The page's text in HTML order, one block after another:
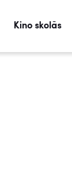
Kino skolās